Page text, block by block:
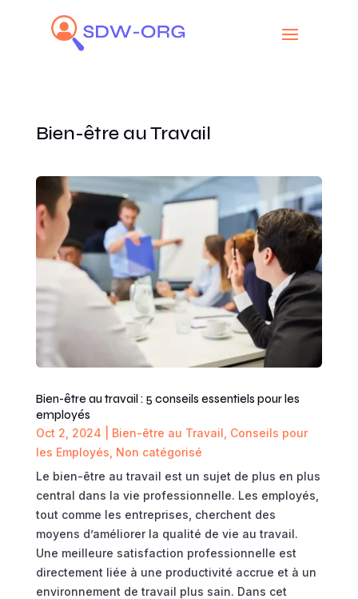
Bien-être au Travail
Bien-être au travail : 5 conseils essentiels pour les
employés
Oct 2, 2024
Bien-être au Travail Conseils pour
les Employés Non catégorisé
Le bien-être au travail est un sujet de plus en plus
central dans la vie professionnelle. Les employés,
tout comme les entreprises, cherchent des
moyens d’améliorer la qualité de vie au travail.
Une meilleure satisfaction professionnelle est
directement liée à une productivité accrue et à un
environnement de travail plus sain. Dans cet